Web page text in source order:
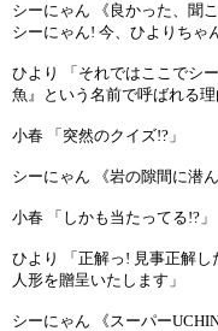
シーにゃん 《良かった、聞
シーにゃん! 今、ひよりちゃ
ひより 「それではここでシ
魚』という名前で呼ばれる理
小春 「突然のクイズ!?」
シーにゃん 《岩の隙間に潜
小春 「しかも当たってる!?」
ひより 「正解っ! 見事正解
人形を贈呈いたします」
シーにゃん 《スーパー